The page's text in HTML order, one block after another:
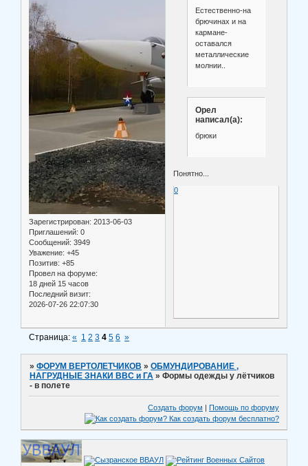
Зарегистрирован: 2013-06-03
Приглашений: 0
Сообщений: 3949
Уважение: +45
Позитив: +85
Провел на форуме:
18 дней 15 часов
Последний визит:
2026-07-26 22:07:30
Естественно-на
брючинах и на
кармане-
оставался
металлические
молнии..
Орел
написал(а):
брюки
Понятно...
0
Страница:« 1 2 3 4 5 6 »
»ФОРУМ ВЕРТОЛЕТЧИКОВ »ОБМУНДИРОВАНИЕ ,
НАГРУДНЫЕ ЗНАКИ ВВС и ГА »Формы одежды у лётчиков
- в полете
Создать форум | Помощь по форуму